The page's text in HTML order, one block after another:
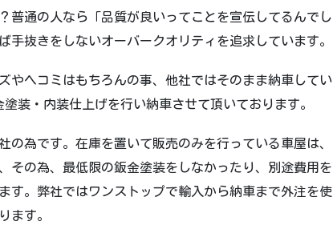
普通の人なら「品質が良いってことを宣伝してるんでし
抜きをしないオーバークオリティを追求しています。
やヘコミはもちろんの事、他社ではそのまま納車してい
装・内装仕上げを行い納車させて頂いております。
の為です。在庫を置いて販売のみを行っている車屋は、
その為、最低限の鈑金塗装をしなかったり、別途費用を
す。弊社ではワンストップで輸入から納車まで外注を使
ます。